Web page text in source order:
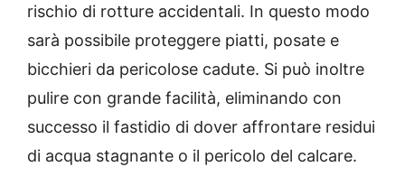
rischio di rotture accidentali. In questo modo
sarà possibile proteggere piatti, posate e
bicchieri da pericolose cadute. Si può inoltre
pulire con grande facilità, eliminando con
successo il fastidio di dover affrontare residui
di acqua stagnante o il pericolo del calcare.